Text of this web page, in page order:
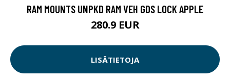
RAM MOUNTS UNPKD RAM VEH GDS LOCK APPLE
280.9 EUR
LISÄTIETOJA